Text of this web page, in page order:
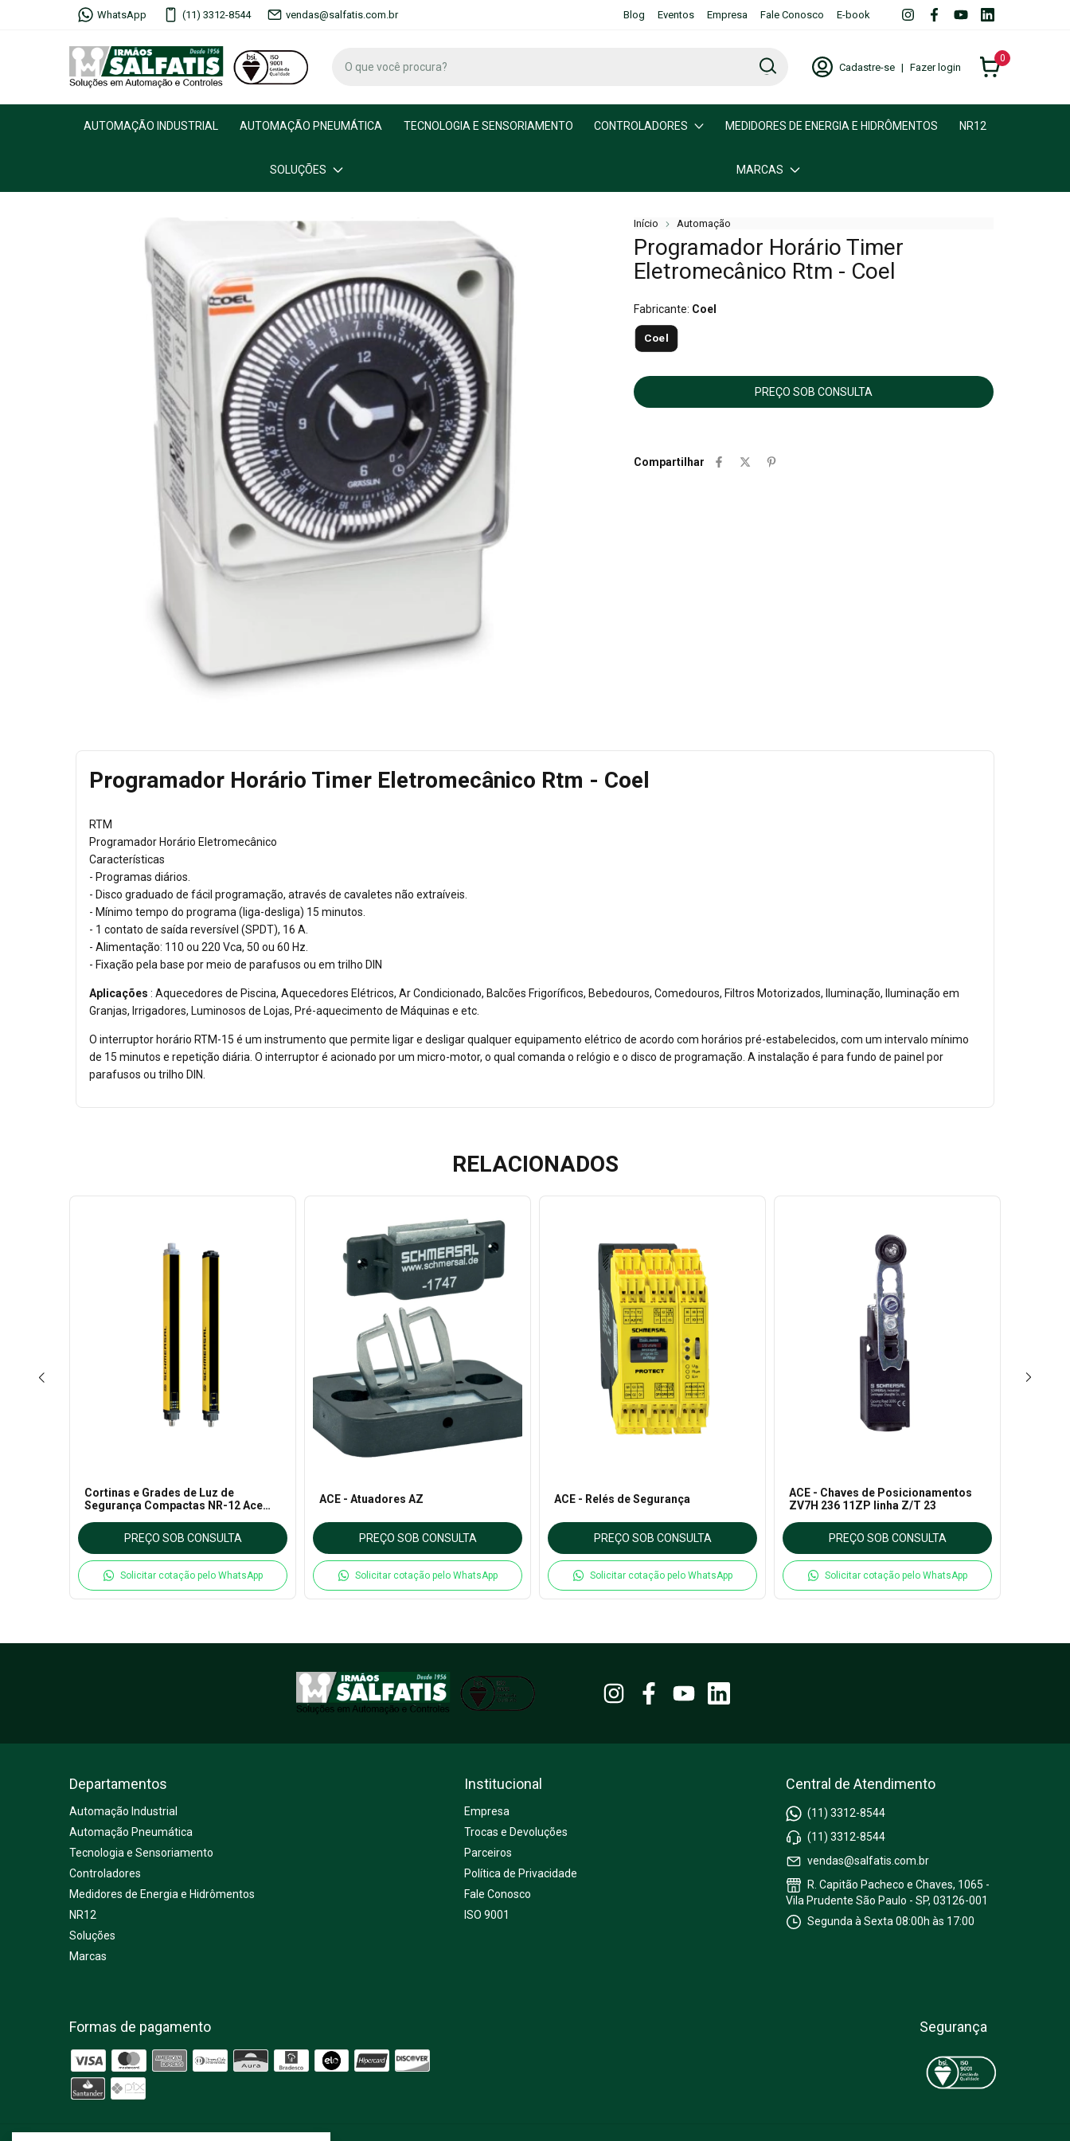
WhatsApp (11) 3312-8544 vendas@salfatis.com.br Blog Eventos Empresa Fale Conosco E-book
Cadastre-se | Fazer login
0
AUTOMAÇÃO INDUSTRIAL AUTOMAÇÃO PNEUMÁTICA TECNOLOGIA E SENSORIAMENTO CONTROLADORES MEDIDORES DE ENERGIA E HIDRÔMENTOS NR12
SOLUÇÕES MARCAS
Início Automação
Programador Horário Timer
Eletromecânico Rtm - Coel
Fabricante: Coel
Coel
Compartilhar
Programador Horário Timer Eletromecânico Rtm - Coel
RTM
Programador Horário Eletromecânico
Características
- Programas diários.
- Disco graduado de fácil programação, através de cavaletes não extraíveis.
- Mínimo tempo do programa (liga-desliga) 15 minutos.
- 1 contato de saída reversível (SPDT), 16 A.
- Alimentação: 110 ou 220 Vca, 50 ou 60 Hz.
- Fixação pela base por meio de parafusos ou em trilho DIN
Aplicações : Aquecedores de Piscina, Aquecedores Elétricos, Ar Condicionado, Balcões Frigoríficos, Bebedouros, Comedouros, Filtros Motorizados, Iluminação, Iluminação em
Granjas, Irrigadores, Luminosos de Lojas, Pré-aquecimento de Máquinas e etc.
O interruptor horário RTM-15 é um instrumento que permite ligar e desligar qualquer equipamento elétrico de acordo com horários pré-estabelecidos, com um intervalo mínimo
de 15 minutos e repetição diária. O interruptor é acionado por um micro-motor, o qual comanda o relógio e o disco de programação. A instalação é para fundo de painel por
parafusos ou trilho DIN.
RELACIONADOS
Cortinas e Grades de Luz de
Segurança Compactas NR-12 Ace
PREÇO SOB CONSULTA
Solicitar cotação pelo WhatsApp
ACE - Atuadores AZ
PREÇO SOB CONSULTA
Solicitar cotação pelo WhatsApp
ACE - Relés de Segurança
PREÇO SOB CONSULTA
Solicitar cotação pelo WhatsApp
ACE - Chaves de Posicionamentos
ZV7H 236 11ZP linha Z/T 23
PREÇO SOB CONSULTA
Solicitar cotação pelo WhatsApp
Departamentos
Automação Industrial
Automação Pneumática
Tecnologia e Sensoriamento
Controladores
Medidores de Energia e Hidrômentos
NR12
Soluções
Marcas
Institucional
Empresa
Trocas e Devoluções
Parceiros
Política de Privacidade
Fale Conosco
ISO 9001
Central de Atendimento
(11) 3312-8544
(11) 3312-8544
vendas@salfatis.com.br
R. Capitão Pacheco e Chaves, 1065 -
Vila Prudente São Paulo - SP, 03126-001
Segunda à Sexta 08:00h às 17:00
Formas de pagamento Segurança